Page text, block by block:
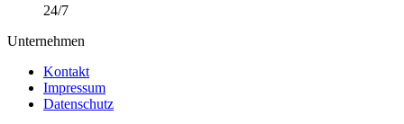
24/7
Unternehmen
Kontakt
Impressum
Datenschutz